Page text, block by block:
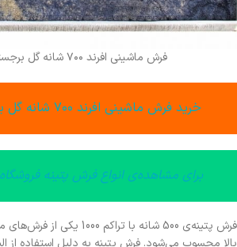
فرش ماشینی افرند ۷۰۰ شانه گل برجسته کد ۱۰۲۷
خرید فرش ماشینی افرند ۷۰۰ شانه گل برجسته کد ۱۰۲۷
برای مشاهده‌ی انواع فرش پتینه
فرش پتینه‌ی 500 شانه با تراکم
بالا محسوب می‌شود. فرش پتینه به دلیل استفاده از